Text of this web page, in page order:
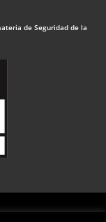
de Seguridad de la